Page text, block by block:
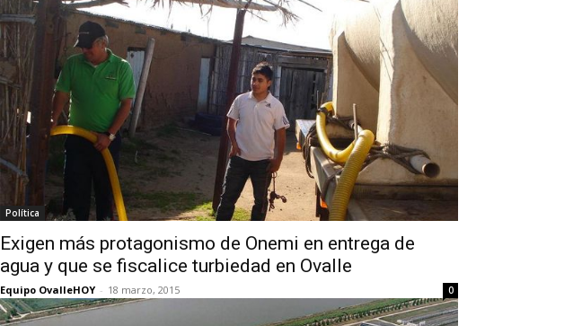
Política
Exigen más protagonismo de Onemi en entrega de
agua y que se fiscalice turbiedad en Ovalle
Equipo OvalleHOY - 18 marzo, 2015 0